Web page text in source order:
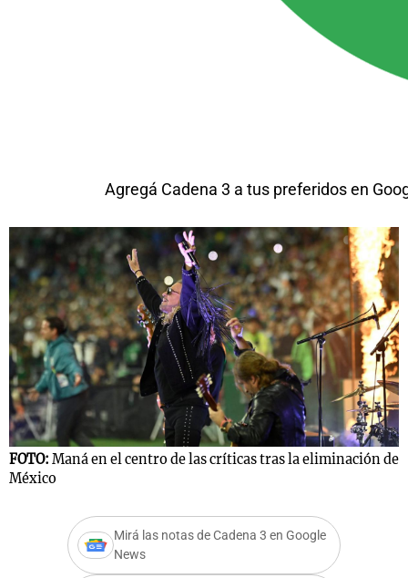
Agregá Cadena 3 a tus preferidos en
FOTO: Maná en el centro de las críticas tras la eliminación de
México
Mirá las notas de Cadena 3 en Google
News